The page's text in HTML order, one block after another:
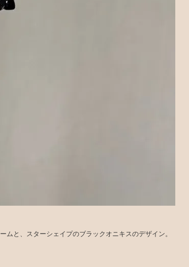
と、スターシェイプのブラックオニキスのデザイン。